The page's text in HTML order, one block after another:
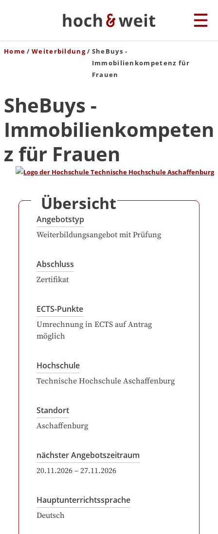
Home Weiterbildung
SheBuys -
Immobilienkompetenz für
Frauen
SheBuys -
Immobilienkompeten
z für Frauen
Übersicht
Angebotstyp
Weiterbildungsangebot mit Prüfung
Abschluss
Zertifikat
ECTS-Punkte
Umrechnung in ECTS auf Antrag
möglich
Hochschule
Technische Hochschule Aschaffenburg
Standort
Aschaffenburg
nächster Angebotszeitraum
20.11.2026 – 27.11.2026
Hauptunterrichtssprache
Deutsch